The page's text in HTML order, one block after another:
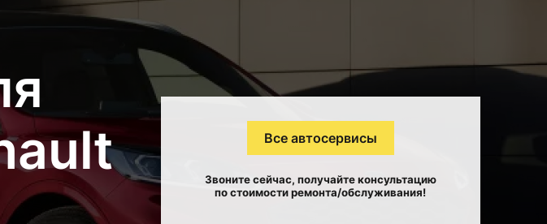
Все автосервисы
Звоните сейчас, получайте консультацию
по стоимости ремонта/обслуживания!